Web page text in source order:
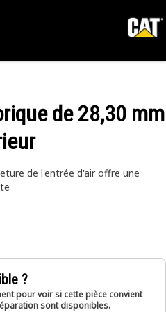
de 28,30 mm
de l'entrée d'air offre une
?
pour voir si cette pièce convient
sont disponibles.